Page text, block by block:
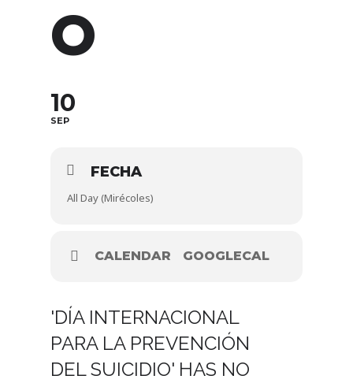
O
10
SEP
FECHA
All Day (Mirécoles)
CALENDAR GOOGLECAL
'DÍA INTERNACIONAL
PARA LA PREVENCIÓN
DEL SUICIDIO' HAS NO